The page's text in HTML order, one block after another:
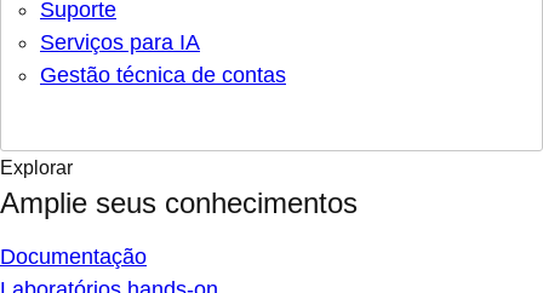
Suporte
Serviços para IA
Gestão técnica de contas
Explorar
Amplie seus conhecimentos
Documentação